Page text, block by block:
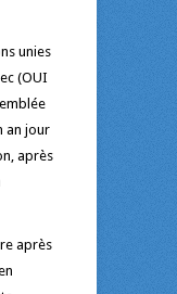
unies
(OUI
an jour
après
après